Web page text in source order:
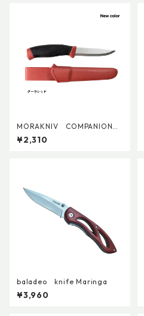
MORAKNIV COMPANION
(S)
¥2,310
baladeo knife Maringa
¥3,960